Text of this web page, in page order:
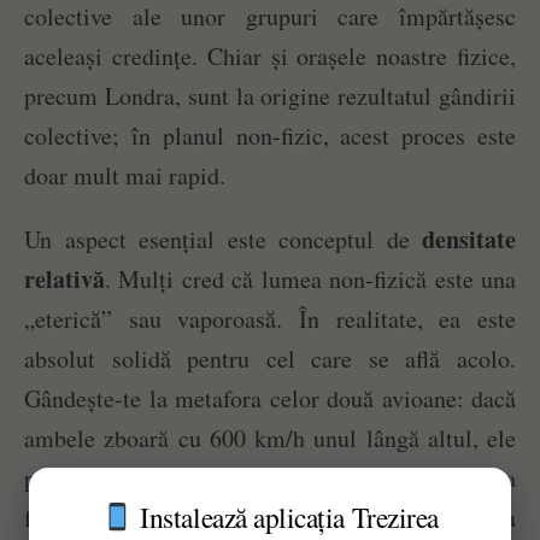
colective ale unor grupuri care împărtășesc
aceleași credințe. Chiar și orașele noastre fizice,
precum Londra, sunt la origine rezultatul gândirii
colective; în planul non-fizic, acest proces este
doar mult mai rapid.
Un aspect esențial este conceptul de densitate
relativă. Mulți cred că lumea non-fizică este una
„eterică” sau vaporoasă. În realitate, ea este
absolut solidă pentru cel care se află acolo.
Gândește-te la metafora celor două avioane: dacă
ambele zboară cu 600 km/h unul lângă altul, ele
par staționare și solide unul față de celălalt. La
fel, când vibrația ta se potrivește cu cea a
Instalează aplicația Trezirea